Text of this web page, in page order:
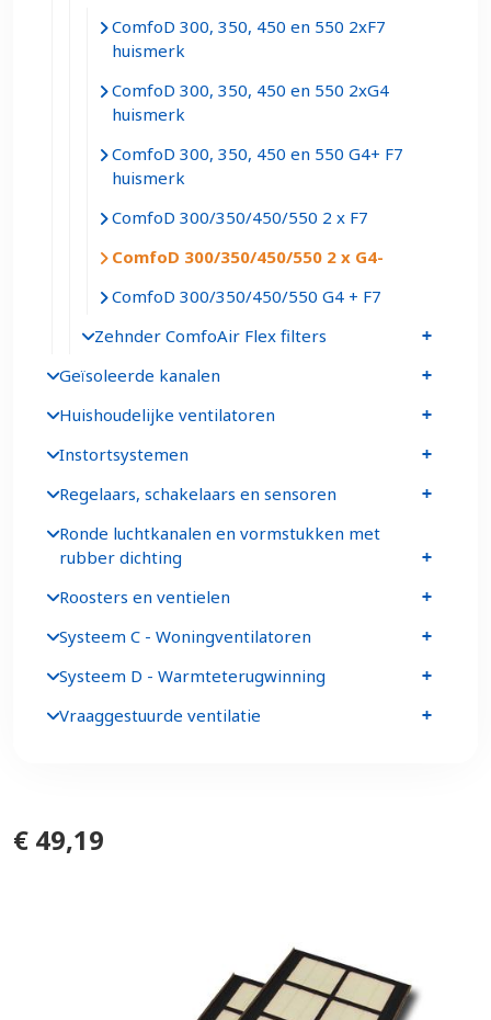
€ 49,19
ComfoD 300, 350, 450 en 550 2xF7
huismerk
ComfoD 300, 350, 450 en 550 2xG4
huismerk
ComfoD 300, 350, 450 en 550 G4+ F7
huismerk
ComfoD 300/350/450/550 2 x F7
ComfoD 300/350/450/550 2 x G4
ComfoD 300/350/450/550 G4 + F7
Zehnder ComfoAir Flex filters
Geïsoleerde kanalen
Huishoudelijke ventilatoren
Instortsystemen
Regelaars, schakelaars en sensoren
Ronde luchtkanalen en vormstukken met
rubber dichting
Roosters en ventielen
Systeem C - Woningventilatoren
Systeem D - Warmteterugwinning
Vraaggestuurde ventilatie